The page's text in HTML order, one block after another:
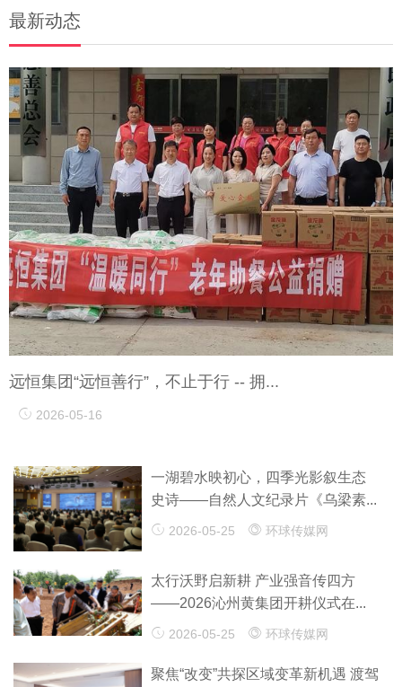
最新动态
远恒集团“远恒善行”，不止于行 -- 拥...
2026-05-16
一湖碧水映初心，四季光影叙生态
史诗——自然人文纪录片《乌梁素...
2026-05-25 环球传媒网
太行沃野启新耕 产业强音传四方
——2026沁州黄集团开耕仪式在...
2026-05-25 环球传媒网
聚焦“改变”共探区域变革新机遇 渡驾